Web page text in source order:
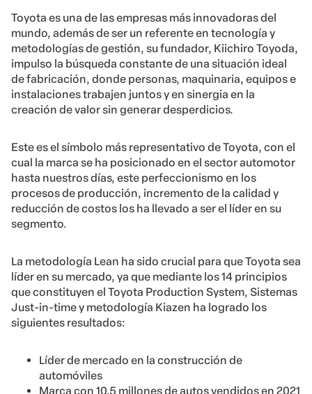
Toyota es una de las empresas más innovadoras del
mundo, además de ser un referente en tecnología y
metodologías de gestión, su fundador, Kiichiro Toyoda,
impulso la búsqueda constante de una situación ideal
de fabricación, donde personas, maquinaria, equipos e
instalaciones trabajen juntos y en sinergia en la
creación de valor sin generar desperdicios.
Este es el símbolo más representativo de Toyota, con el
cual la marca se ha posicionado en el sector automotor
hasta nuestros días, este perfeccionismo en los
procesos de producción, incremento de la calidad y
reducción de costos los ha llevado a ser el líder en su
segmento.
La metodología Lean ha sido crucial para que Toyota sea
líder en su mercado, ya que mediante los 14 principios
que constituyen el Toyota Production System, Sistemas
Just-in-time y metodología Kiazen ha logrado los
siguientes resultados:
Líder de mercado en la construcción de
automóviles
Marca con 10.5 millones de autos vendidos en 2021